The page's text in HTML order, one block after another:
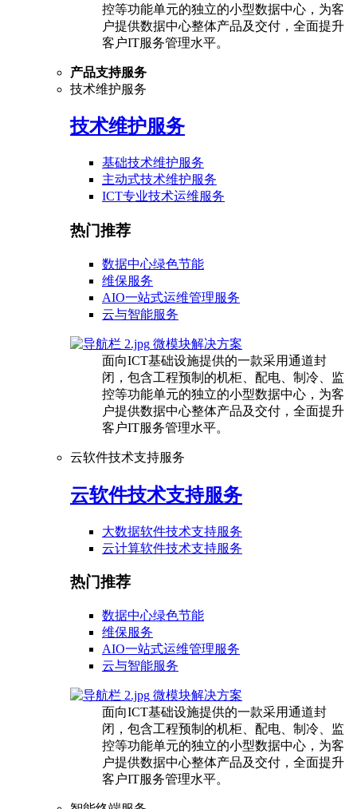
控等功能单元的独立的小型数据中心，为客
户提供数据中心整体产品及交付，全面提升
客户IT服务管理水平。
产品支持服务
技术维护服务
技术维护服务
基础技术维护服务
主动式技术维护服务
ICT专业技术运维服务
热门推荐
数据中心绿色节能
维保服务
AIO一站式运维管理服务
云与智能服务
微模块解决方案
面向ICT基础设施提供的一款采用通道封
闭，包含工程预制的机柜、配电、制冷、监
控等功能单元的独立的小型数据中心，为客
户提供数据中心整体产品及交付，全面提升
客户IT服务管理水平。
云软件技术支持服务
云软件技术支持服务
大数据软件技术支持服务
云计算软件技术支持服务
热门推荐
数据中心绿色节能
维保服务
AIO一站式运维管理服务
云与智能服务
微模块解决方案
面向ICT基础设施提供的一款采用通道封
闭，包含工程预制的机柜、配电、制冷、监
控等功能单元的独立的小型数据中心，为客
户提供数据中心整体产品及交付，全面提升
客户IT服务管理水平。